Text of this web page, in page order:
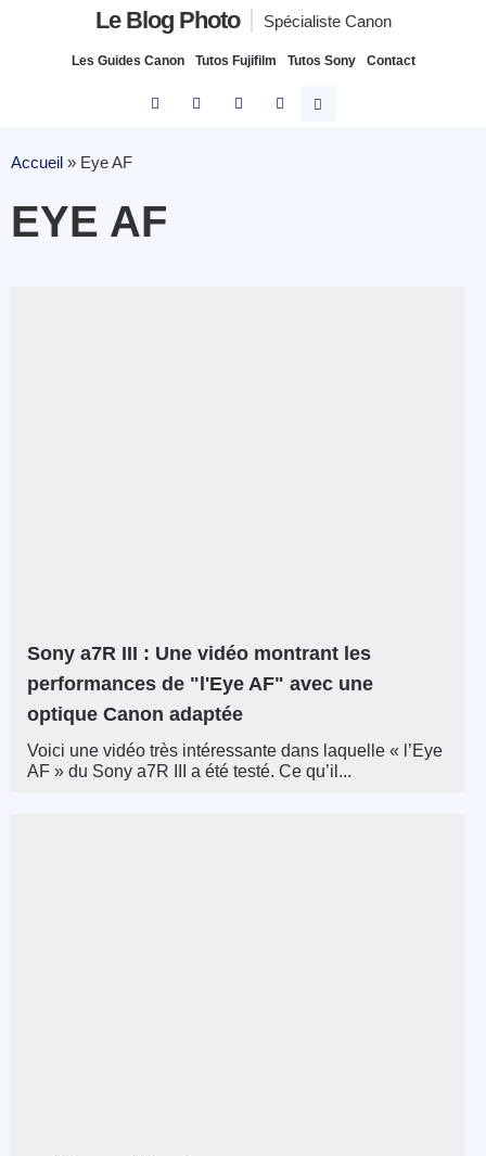
Le Blog Photo Spécialiste Canon
Les Guides Canon Tutos Fujifilm Tutos Sony Contact
Accueil » Eye AF
EYE AF
Sony a7R III : Une vidéo montrant les
performances de "l'Eye AF" avec une
optique Canon adaptée
Voici une vidéo très intéressante dans laquelle « l’Eye
AF » du Sony a7R III a été testé. Ce qu’il...